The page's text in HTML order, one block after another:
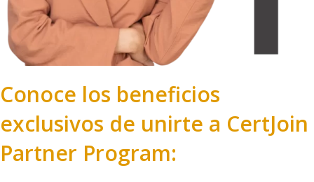
Conoce los beneficios
exclusivos de unirte a CertJoin
Partner Program: